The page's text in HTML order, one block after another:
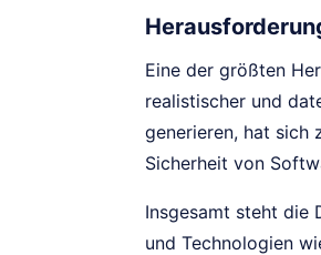
Eine der größten
realistischer und
generieren, hat sich
Sicherheit von
Insgesamt steht die
und Technologien